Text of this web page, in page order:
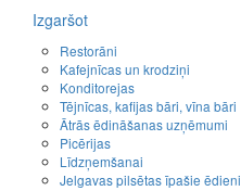
Izgaršot
Restorāni
Kafejnīcas un krodziņi
Konditorejas
Tējnīcas, kafijas bāri, vīna bāri
Ātrās ēdināšanas uzņēmumi
Picērijas
Līdzņemšanai
Jelgavas pilsētas īpašie ēdieni